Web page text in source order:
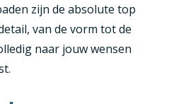
zijn de absolute top
van de vorm tot de
naar jouw wensen